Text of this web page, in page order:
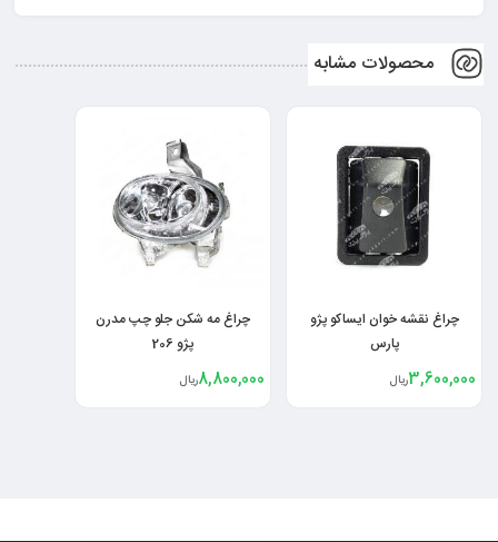
محصولات مشابه
چراغ نقشه خوان ایساکو پژو
پارس
3,600,000ریال
چراغ مه شکن جلو چپ مدرن
پژو 206
8,800,000ریال